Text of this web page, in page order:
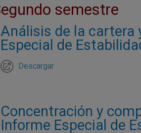
semestre
Análisis de la cartera
Especial de
Descargar
Concentración y
Informe Especial de